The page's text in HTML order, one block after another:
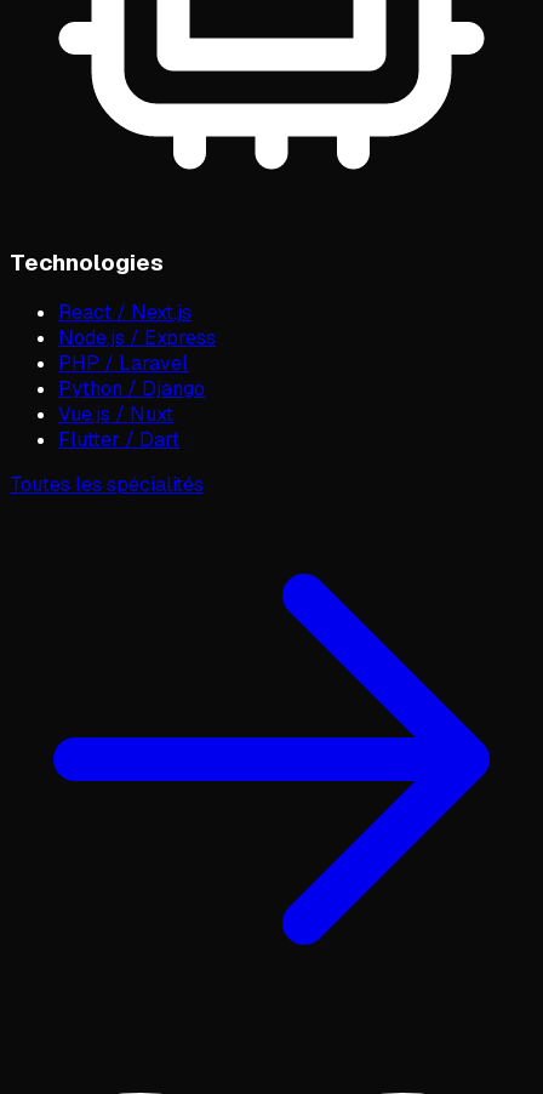
Technologies
React / Next.js
Node.js / Express
PHP / Laravel
Python / Django
Vue.js / Nuxt
Flutter / Dart
Toutes les spécialités